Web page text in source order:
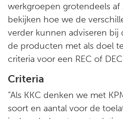
werkgroepen grotendeels
bekijken hoe we de
verder kunnen adviseren bij
de producten met als doel
criteria voor een REC of
Criteria
“Als KKC denken we met
soort en aantal voor de